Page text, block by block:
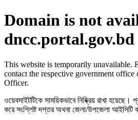
Domain is not
dncc.portal.gov.bd
This website is temporarily unavailable.
contact the respective government
Officer.
ওয়েবসাইটটিকে সাময়িকভাবে নিষ্ক্রিয় রাখা
করে সংশ্লিষ্ট দপ্তর অথবা জেলা/উপজেলা আইসিটি